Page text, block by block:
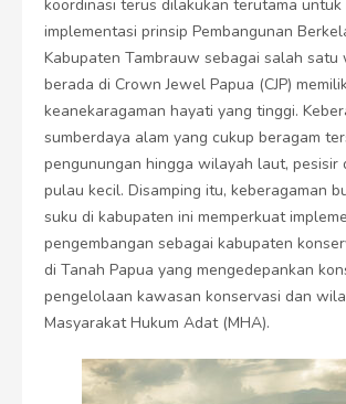
koordinasi terus dilakukan terutama untuk
implementasi prinsip Pembangunan
Kabupaten Tambrauw sebagai salah satu
berada di Crown Jewel Papua (CJP)
keanekaragaman hayati yang tinggi.
sumberdaya alam yang cukup beragam
pengunungan hingga wilayah laut, pesisir
pulau kecil. Disamping itu, keberagaman
suku di kabupaten ini memperkuat
pengembangan sebagai kabupaten
di Tanah Papua yang mengedepankan
pengelolaan kawasan konservasi dan
Masyarakat Hukum Adat (MHA).